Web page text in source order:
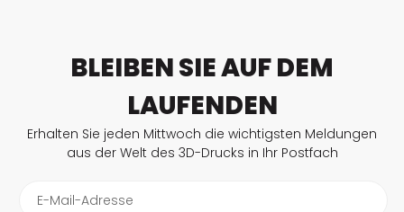
BLEIBEN SIE AUF DEM
LAUFENDEN
Erhalten Sie jeden Mittwoch die wichtigsten Meldungen
aus der Welt des 3D-Drucks in Ihr Postfach
E-Mail-Adresse